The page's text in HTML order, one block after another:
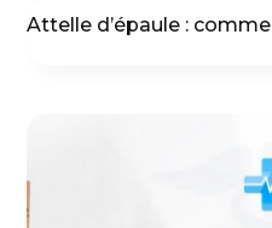
Attelle d’épaule :